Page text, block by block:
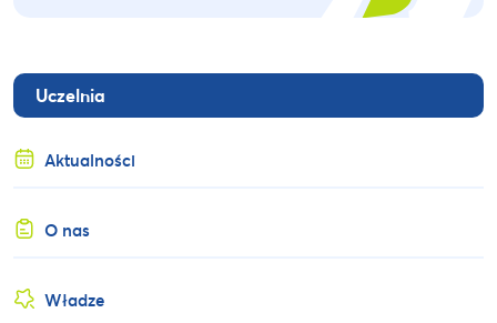
Uczelnia
Aktualności
O nas
Władze